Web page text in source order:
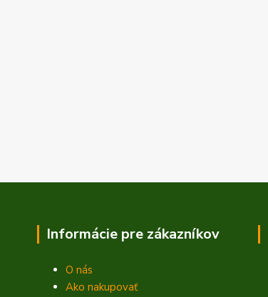
Informácie pre zákazníkov
O nás
Ako nakupovať